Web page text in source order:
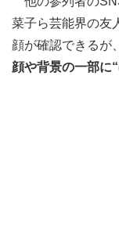
菜子ら芸能界の友
顔が確認できるが、
顔や背景の一部に